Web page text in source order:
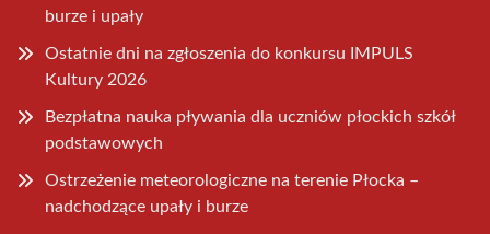
burze i upały
Ostatnie dni na zgłoszenia do konkursu IMPULS
Kultury 2026
Bezpłatna nauka pływania dla uczniów płockich szkół
podstawowych
Ostrzeżenie meteorologiczne na terenie Płocka –
nadchodzące upały i burze